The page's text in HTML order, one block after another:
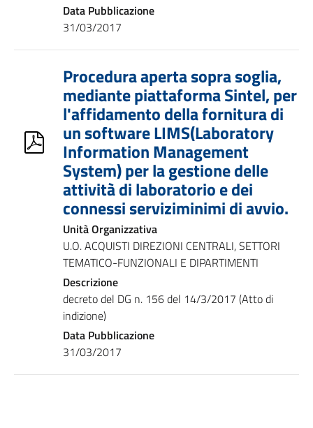
Data Pubblicazione
31/03/2017
Procedura aperta sopra soglia,
mediante piattaforma Sintel, per
l'affidamento della fornitura di
un software LIMS(Laboratory
Information Management
System) per la gestione delle
attività di laboratorio e dei
connessi serviziminimi di avvio.
Unità Organizzativa
U.O. ACQUISTI DIREZIONI CENTRALI, SETTORI
TEMATICO-FUNZIONALI E DIPARTIMENTI
Descrizione
decreto del DG n. 156 del 14/3/2017 (Atto di
indizione)
Data Pubblicazione
31/03/2017